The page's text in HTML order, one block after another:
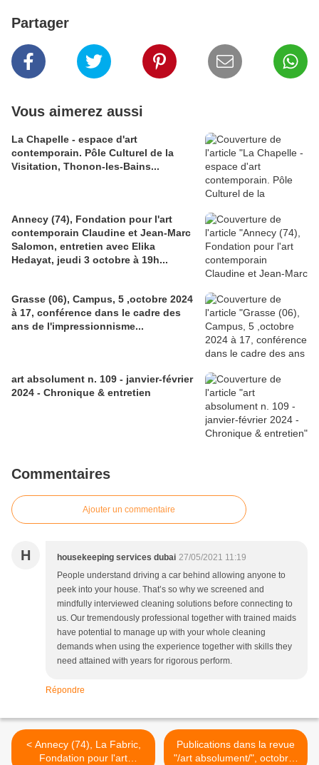
Partager
Vous aimerez aussi
La Chapelle - espace d'art
contemporain. Pôle Culturel de la
Visitation, Thonon-les-Bains...
Annecy (74), Fondation pour l'art
contemporain Claudine et Jean-Marc
Salomon, entretien avec Elika
Hedayat, jeudi 3 octobre à 19h...
Grasse (06), Campus, 5 ,octobre 2024
à 17, conférence dans le cadre des
ans de l'impressionnisme...
art absolument n. 109 - janvier-février
2024 - Chronique & entretien
Commentaires
Ajouter un commentaire
H housekeeping services dubai 27/05/2021 11:19
People understand driving a car behind allowing anyone to
peek into your house. That’s so why we screened and
mindfully interviewed cleaning solutions before connecting to
us. Our tremendously professional together with trained maids
have potential to manage up with your whole cleaning
demands when using the experience together with skills they
need attained with years for rigorous perform.
Répondre
< Annecy (74), La Fabric,
Fondation pour l'art
Publications dans la revue
"/art absolument/", octobre-